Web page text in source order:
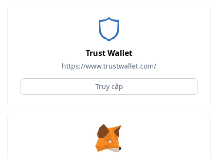
Trust Wallet
https://www.trustwallet.com/
Truy cập